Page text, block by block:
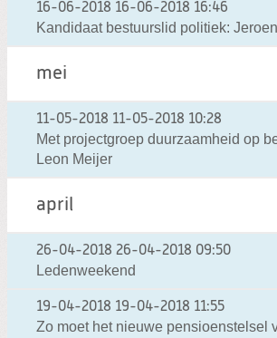
16-06-2018 16-06-2018 16:46
Kandidaat bestuurslid politiek:
mei
11-05-2018 11-05-2018 10:28
Met projectgroep duurzaamheid op
Leon Meijer
april
26-04-2018 26-04-2018 09:50
Ledenweekend
19-04-2018 19-04-2018 11:55
Zo moet het nieuwe pensioenstelsel